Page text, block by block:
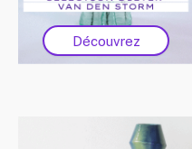
Découvrez